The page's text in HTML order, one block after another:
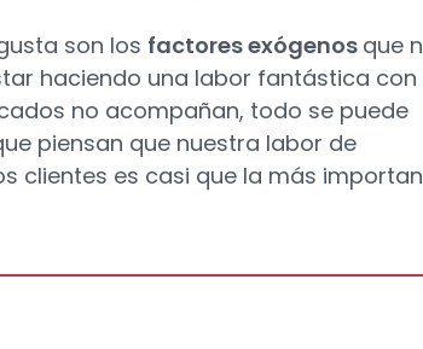
son los factores exógenos que
haciendo una labor fantástica con
no acompañan, todo se puede
piensan que nuestra labor de
clientes es casi que la más